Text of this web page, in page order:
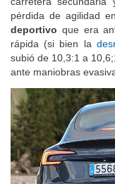
carretera
pérdida de agilidad
deportivo que era
rápida (si bien la
subió de 10,3:1 a